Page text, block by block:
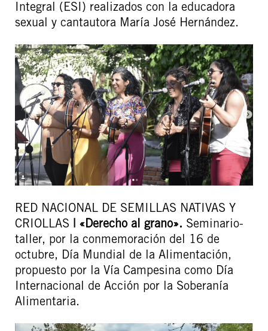
Integral (ESI) realizados con la educadora
sexual y cantautora María José Hernández.
RED NACIONAL DE SEMILLAS NATIVAS Y
CRIOLLAS | «Derecho al grano». Seminario-
taller, por la conmemoración del 16 de
octubre, Día Mundial de la Alimentación,
propuesto por la Vía Campesina como Día
Internacional de Acción por la Soberanía
Alimentaria.